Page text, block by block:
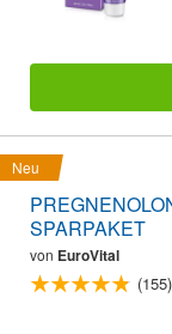
Neu
SPARPAKET
von EuroVital
(155)